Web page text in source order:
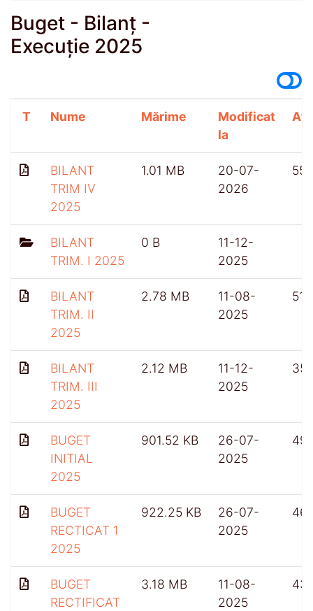
Buget - Bilanț -
Execuție 2025
T Nume Mărime
Modificat
la
BILANT
TRIM IV
2025
1.01 MB
20-07-
2026
55
BILANT
TRIM. I 2025
0 B
11-12-
2025
BILANT
TRIM. II
2025
2.78 MB
11-08-
2025
519
BILANT
TRIM. III
2025
2.12 MB
11-12-
2025
351
BUGET
INITIAL
2025
901.52 KB
26-07-
2025
BUGET
RECTICAT 1
2025
922.25 KB
26-07-
2025
BUGET
RECTIFICAT
3.18 MB
11-08-
2025